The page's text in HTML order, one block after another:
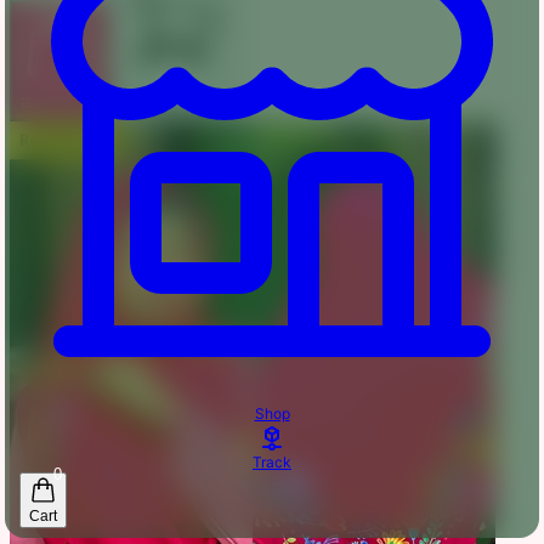
অর্ডার করুন কার্টে যোগ করুন
Shop
Track
0
Cart